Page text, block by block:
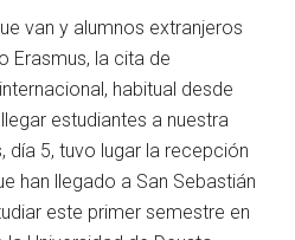
van y alumnos extranjeros
Erasmus, la cita de
habitual desde
estudiantes a nuestra
día 5, tuvo lugar la recepción
han llegado a San Sebastián
este primer semestre en